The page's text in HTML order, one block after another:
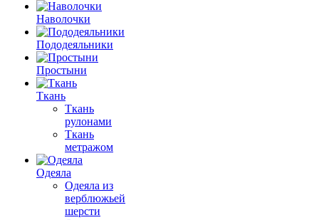
Наволочки
Пододеяльники
Простыни
Ткань
Ткань
рулонами
Ткань
метражом
Одеяла
Одеяла из
верблюжьей
шерсти